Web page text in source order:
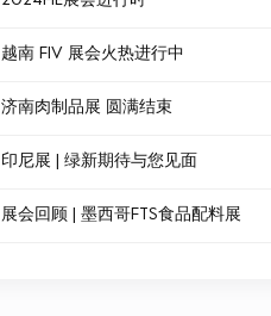
越南 FIV 展会火热进行中
济南肉制品展 圆满结束
印尼展 | 绿新期待与您见面
展会回顾 | 墨西哥FTS食品配料展